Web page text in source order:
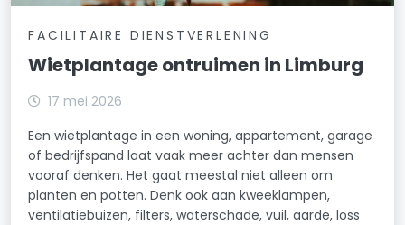
FACILITAIRE DIENSTVERLENING
Wietplantage ontruimen in Limburg
17 mei 2026
Een wietplantage in een woning, appartement, garage
of bedrijfspand laat vaak meer achter dan mensen
vooraf denken. Het gaat meestal niet alleen om
planten en potten. Denk ook aan kweeklampen,
ventilatiebuizen, filters, waterschade, vuil, aarde, loss